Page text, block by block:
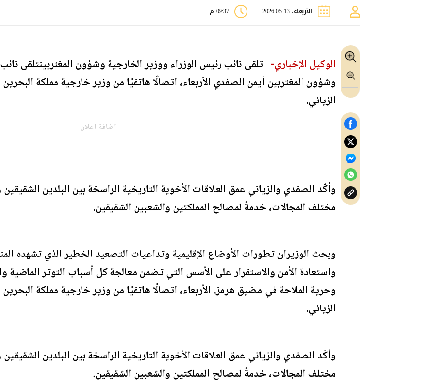
الأربعاء، 13-05-2026 09:37 م
الوكيل الإخباري- تلقى نائب رئيس الوزراء ووزير الخارجية وشؤون المغتربينتلقى
وشؤون المغتربين أيمن الصفدي الأربعاء، اتصالًا هاتفيًا من وزير خارجية مملكة
الزياني.
اضافة اعلان
‏وأكّد الصفدي والزياني عمق العلاقات الأخوية التاريخية الراسخة بين البلدين
مختلف المجالات، خدمةً لمصالح المملكتين والشعبين الشقيقين.
وبحث الوزيران تطورات الأوضاع الإقليمية وتداعيات التصعيد الخطير الذي تشهده
واستعادة الأمن والاستقرار على الأسس التي تضمن معالجة كل أسباب التوتر الماضية
وحرية الملاحة في مضيق هرمز. الأربعاء، اتصالًا هاتفيًا من وزير خارجية مملكة
الزياني.
‏وأكّد الصفدي والزياني عمق العلاقات الأخوية التاريخية الراسخة بين البلدين
مختلف المجالات، خدمةً لمصالح المملكتين والشعبين الشقيقين.